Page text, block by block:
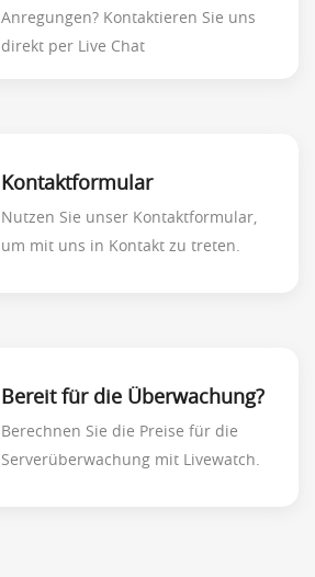
Anregungen? Kontaktieren Sie uns
direkt per Live Chat
Kontaktformular
Nutzen Sie unser Kontaktformular,
um mit uns in Kontakt zu treten.
Bereit für die Überwachung?
Berechnen Sie die Preise für die
Serverüberwachung mit Livewatch.